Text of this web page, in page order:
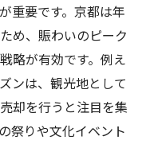
重要です。京都は年
め、賑わいのピーク
略が有効です。例え
ンは、観光地として
却を行うと注目を集
祭りや文化イベント